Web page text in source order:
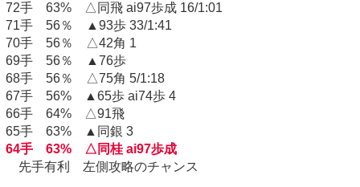
72手 63% △同飛 ai97歩成 16/1:01
71手 56％ ▲93歩 33/1:41
70手 56％ △42角 1
69手 56％ ▲76歩
68手 56％ △75角 5/1:18
67手 56% ▲65歩 ai74歩 4
66手 64% △91飛
65手 63% ▲同銀 3
64手 63% △同桂 ai97歩成
先手有利 左側攻略のチャンス